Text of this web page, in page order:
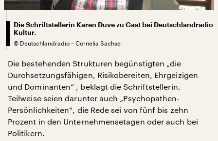
Die Schriftstellerin Karen Duve zu Gast bei Deutschlandradio
Kultur.
© Deutschlandradio – Cornelia Sachse
Die bestehenden Strukturen begünstigten „die
Durchsetzungsfähigen, Risikobereiten, Ehrgeizigen
und Dominanten“ , beklagt die Schriftstellerin.
Teilweise seien darunter auch „Psychopathen-
Persönlichkeiten“, die Rede sei von fünf bis zehn
Prozent in den Unternehmensetagen oder auch bei
Politikern.